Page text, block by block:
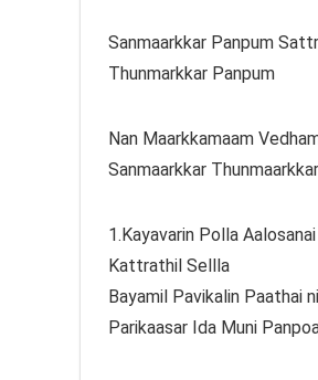
Sanmaarkkar Panpum
Thunmarkkar Panpum
Nan Maarkkamaam
Sanmaarkkar
1.Kayavarin Polla Aalosanai
Kattrathil Sellla
Bayamil Pavikalin Paathai
Parikaasar Ida Muni